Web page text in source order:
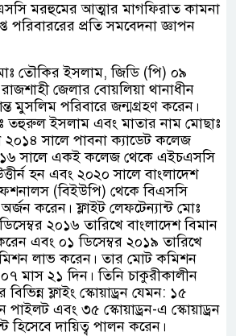
মরহুমের আত্মার মাগফিরাত কামনা
পরিবাররের প্রতি সমবেদনা জ্ঞাপন
তৌকির ইসলাম, জিডি (পি) ০৯
জেলার বোয়লিয়া থানাধীন
মুসলিম পরিবারে জন্মগ্রহণ করেন।
তহুরুল ইসলাম এবং মাতার নাম মোছাঃ
২০১৪ সালে পাবনা ক্যাডেট কলেজ
সালে একই কলেজ থেকে এইচএসসি
হন এবং ২০২০ সালে বাংলাদেশ
(বিইউপি) থেকে বিএসসি
অর্জন করেন। ফ্লাইট লেফটেন্যান্ট মোঃ
২০১৬ তারিখে বাংলাদেশ বিমান
এবং ০১ ডিসেম্বর ২০১৯ তারিখে
লাভ করেন। তার মোট কমিশন
মাস ২১ দিন। তিনি চাকুরীকালীন
ফ্লাইং স্কোয়াড্রন যেমন: ১৫
পাইলট এবং ৩৫ স্কোয়াড্রন-এ স্কোয়াড্রন
হিসেবে দায়িত্ব পালন করেন।